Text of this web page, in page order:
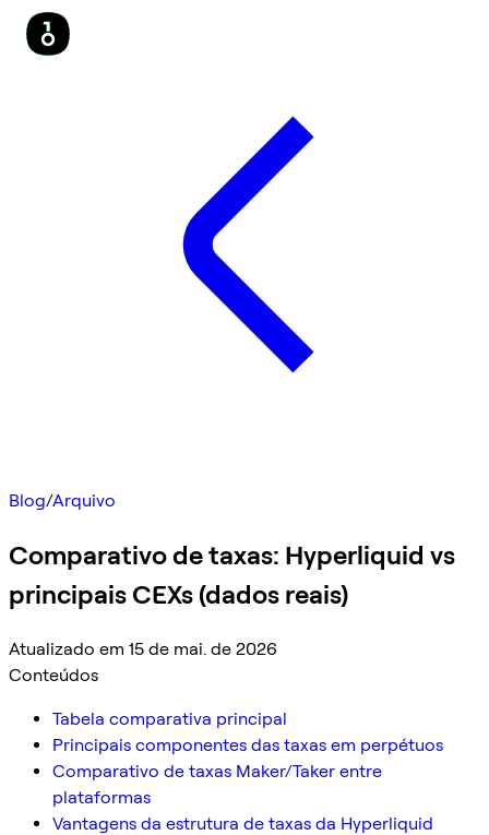
Blog/Arquivo
Comparativo de taxas: Hyperliquid vs
principais CEXs (dados reais)
Atualizado em 15 de mai. de 2026
Conteúdos
Tabela comparativa principal
Principais componentes das taxas em perpétuos
Comparativo de taxas Maker/Taker entre
plataformas
Vantagens da estrutura de taxas da Hyperliquid